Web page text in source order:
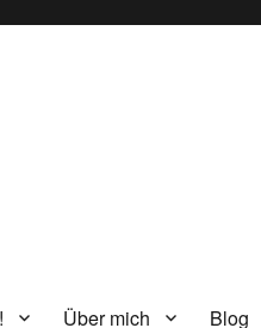
Über mich Blog